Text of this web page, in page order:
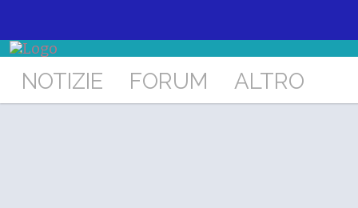
NOTIZIE FORUM ALTRO